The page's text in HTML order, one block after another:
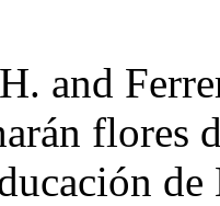
and
flores